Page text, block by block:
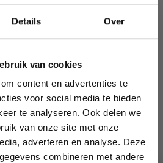
Details Over
van cookies
content en advertenties te
voor social media te bieden
te analyseren. Ook delen we
van onze site met onze
adverteren en analyse. Deze
combineren met andere
stalen frame. Duurzaam,
vloerdoppen en
loft-uitstraling,
en antraciet.
informatie